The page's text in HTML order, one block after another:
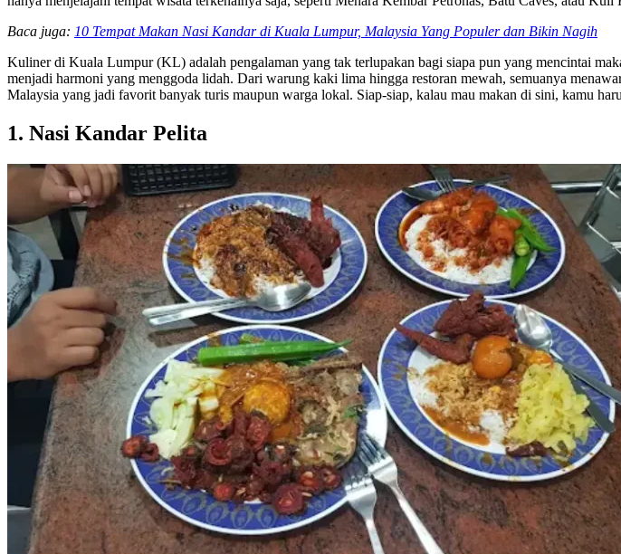
Baca juga: 10 Tempat Makan Nasi Kandar di Kuala Lumpur, Malaysia Yang Populer dan Bikin Nagih
Kuliner di Kuala Lumpur (KL) adalah pengalaman yang tak terlupakan bagi siapa pun yang mencintai
menjadi harmoni yang menggoda lidah. Dari warung kaki lima hingga restoran mewah, semuanya
Malaysia yang jadi favorit banyak turis maupun warga lokal. Siap-siap, kalau mau makan di sini, kamu
1. Nasi Kandar Pelita